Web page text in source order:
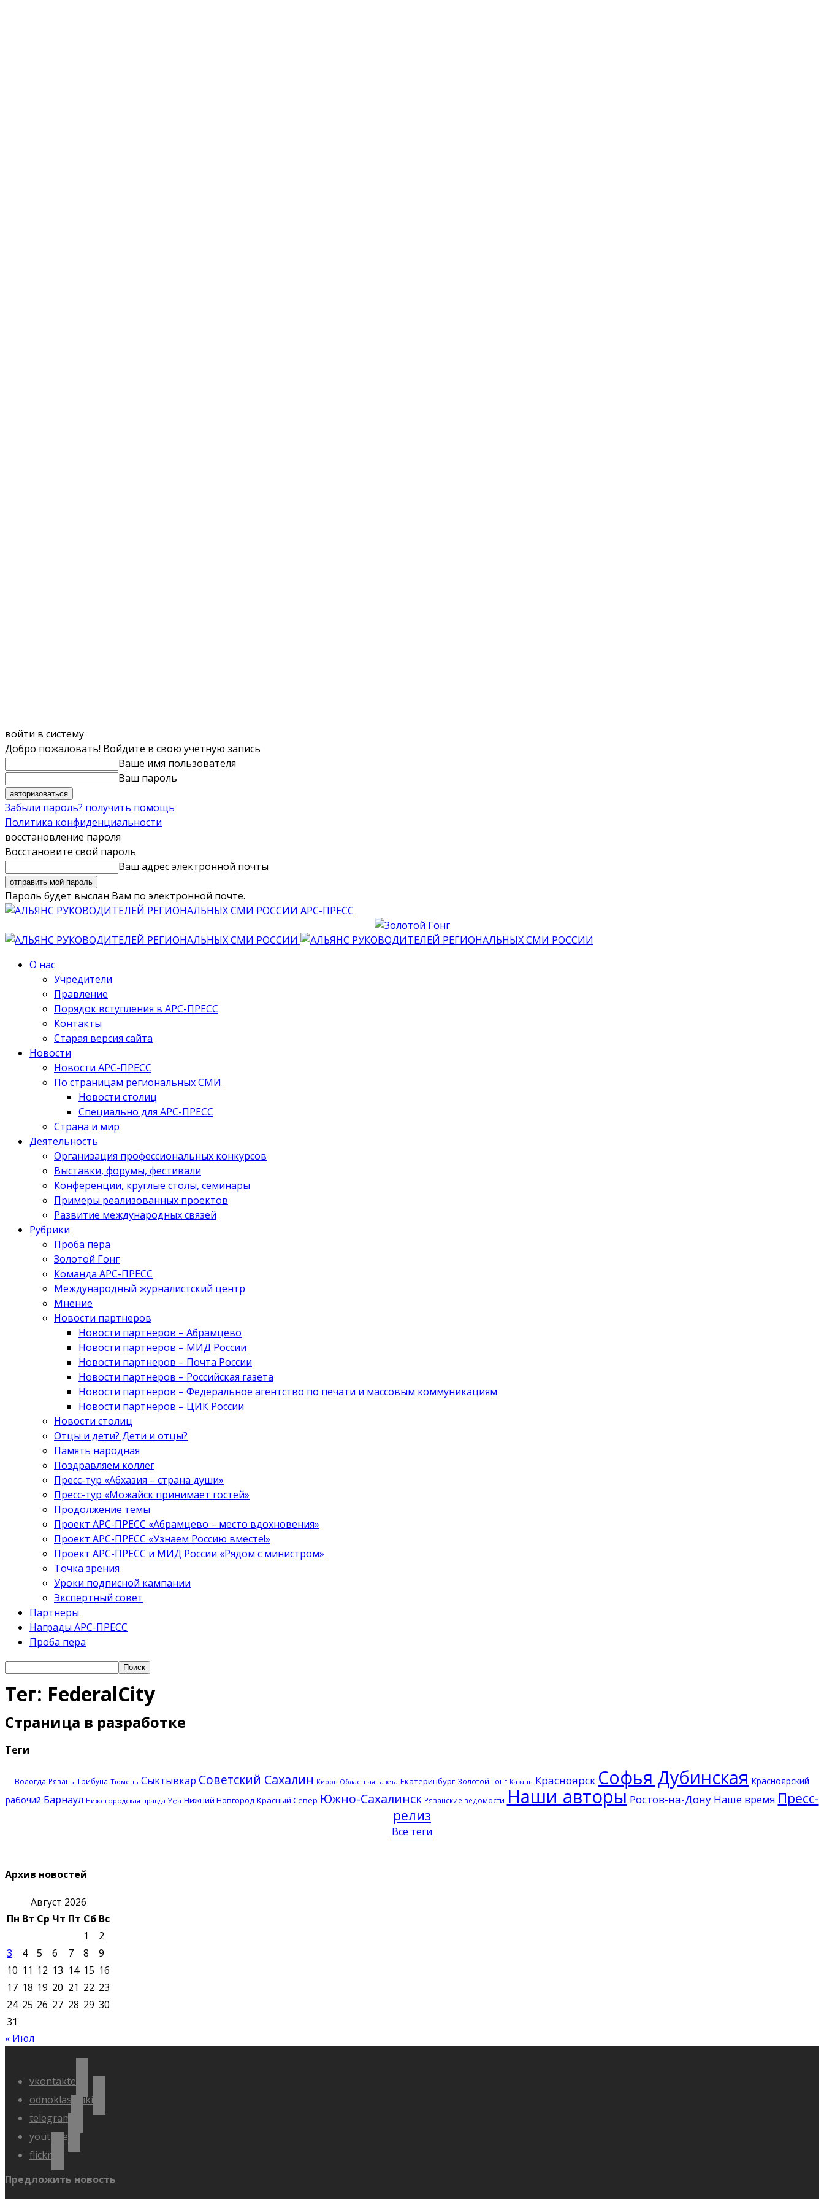
войти в систему
Добро пожаловать! Войдите в свою учётную запись
Ваше имя пользователя
Ваш пароль
Забыли пароль? получить помощь
Политика конфиденциальности
восстановление пароля
Восстановите свой пароль
Ваш адрес электронной почты
Пароль будет выслан Вам по электронной почте.
АРС-ПРЕСС
О нас
Учредители
Правление
Порядок вступления в АРС-ПРЕСС
Контакты
Старая версия сайта
Новости
Новости АРС-ПРЕСС
По страницам региональных СМИ
Новости столиц
Специально для АРС-ПРЕСС
Страна и мир
Деятельность
Организация профессиональных конкурсов
Выставки, форумы, фестивали
Конференции, круглые столы, семинары
Примеры реализованных проектов
Развитие международных связей
Рубрики
Проба пера
Золотой Гонг
Команда АРС-ПРЕСС
Международный журналистский центр
Мнение
Новости партнеров
Новости партнеров – Абрамцево
Новости партнеров – МИД России
Новости партнеров – Почта России
Новости партнеров – Российская газета
Новости партнеров – Федеральное агентство по печати и массовым коммуникациям
Новости партнеров – ЦИК России
Новости столиц
Отцы и дети? Дети и отцы?
Память народная
Поздравляем коллег
Пресс-тур «Абхазия – страна души»
Пресс-тур «Можайск принимает гостей»
Продолжение темы
Проект АРС-ПРЕСС «Абрамцево – место вдохновения»
Проект АРС-ПРЕСС «Узнаем Россию вместе!»
Проект АРС-ПРЕСС и МИД России «Рядом с министром»
Точка зрения
Уроки подписной кампании
Экспертный совет
Партнеры
Награды АРС-ПРЕСС
Проба пера
Тег: FederalCity
Страница в разработке
Теги
Вологда Рязань Трибуна Тюмень Сыктывкар Советский Сахалин Киров Областная газета Екатеринбург Золотой Гонг Казань Красноярск Софья Дубинская Красноярский
рабочий Барнаул Нижегородская правда Уфа Нижний Новгород Красный Север Южно-Сахалинск Рязанские ведомости Наши авторы Ростов-на-Дону Наше время Пресс-
релиз
Все теги
Архив новостей
Август 2026
Пн Вт Ср Чт Пт Сб Вс
1
2
3
4 5 6 7 8
9
10 11 12 13 14 15 16
17 18 19 20 21 22 23
24 25 26 27 28 29 30
31
« Июл
vkontakte
odnoklassniki
telegram
youtube
flickr
Предложить новость